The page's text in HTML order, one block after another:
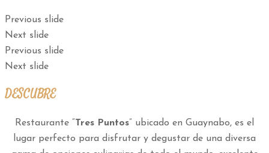
Previous slide
Next slide
Previous slide
Next slide
DESCUBRE
Restaurante “Tres Puntos” ubicado en Guaynabo, es el
lugar perfecto para disfrutar y degustar de una diversa